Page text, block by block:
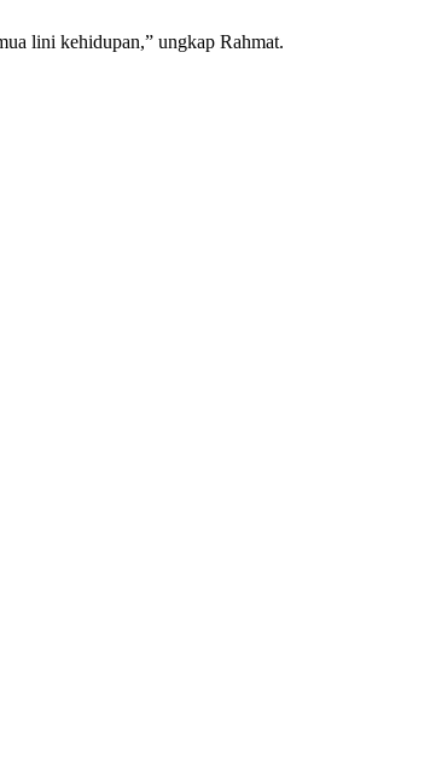
lini kehidupan,” ungkap Rahmat.